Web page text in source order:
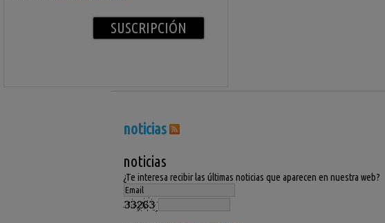
noticias
noticias
¿Te interesa recibir las últimas noticias que aparecen en nuestra web?